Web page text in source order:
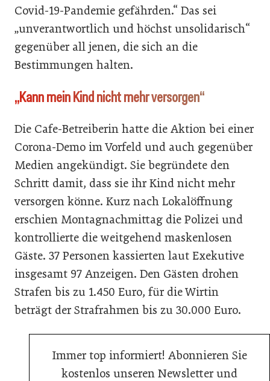
Covid-19-Pandemie gefährden.“ Das sei
„unverantwortlich und höchst unsolidarisch“
gegenüber all jenen, die sich an die
Bestimmungen halten.
„Kann mein Kind nicht mehr versorgen“
Die Cafe-Betreiberin hatte die Aktion bei einer
Corona-Demo im Vorfeld und auch gegenüber
Medien angekündigt. Sie begründete den
Schritt damit, dass sie ihr Kind nicht mehr
versorgen könne. Kurz nach Lokalöffnung
erschien Montagnachmittag die Polizei und
kontrollierte die weitgehend maskenlosen
Gäste. 37 Personen kassierten laut Exekutive
insgesamt 97 Anzeigen. Den Gästen drohen
Strafen bis zu 1.450 Euro, für die Wirtin
beträgt der Strafrahmen bis zu 30.000 Euro.
Immer top informiert! Abonnieren Sie
kostenlos unseren Newsletter und